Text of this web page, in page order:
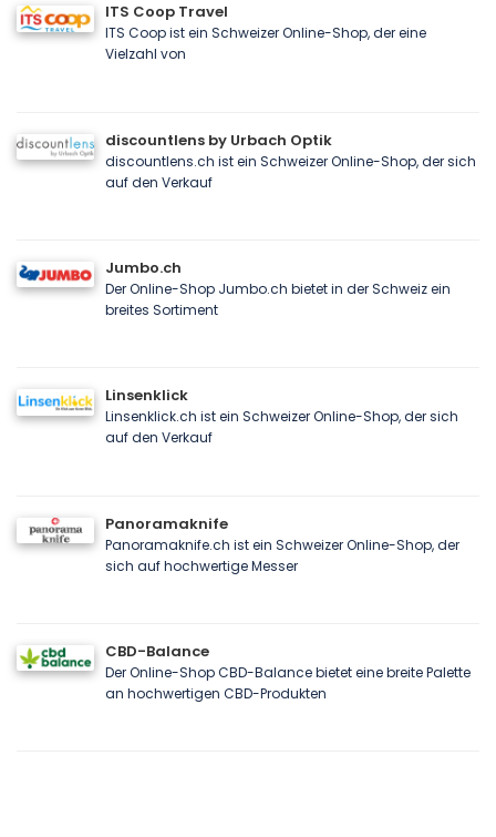
ITS Coop Travel
ITS Coop ist ein Schweizer Online-Shop, der eine
Vielzahl von
discountlens by Urbach Optik
discountlens.ch ist ein Schweizer Online-Shop, der sich
auf den Verkauf
Jumbo.ch
Der Online-Shop Jumbo.ch bietet in der Schweiz ein
breites Sortiment
Linsenklick
Linsenklick.ch ist ein Schweizer Online-Shop, der sich
auf den Verkauf
Panoramaknife
Panoramaknife.ch ist ein Schweizer Online-Shop, der
sich auf hochwertige Messer
CBD-Balance
Der Online-Shop CBD-Balance bietet eine breite Palette
an hochwertigen CBD-Produkten